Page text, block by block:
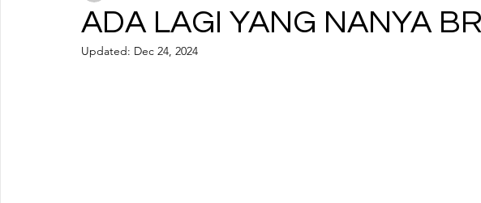
ADA LAGI YANG NANYA
Updated: Dec 24, 2024